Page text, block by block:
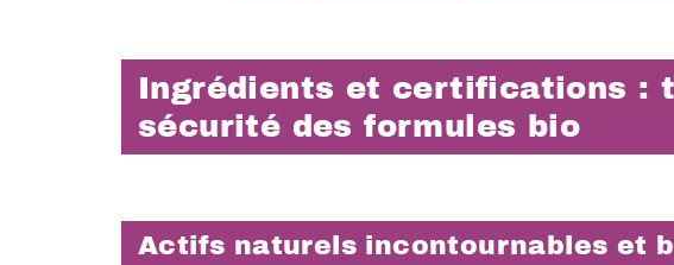
Ingrédients et certifications :
sécurité des formules bio
Actifs naturels incontournables et